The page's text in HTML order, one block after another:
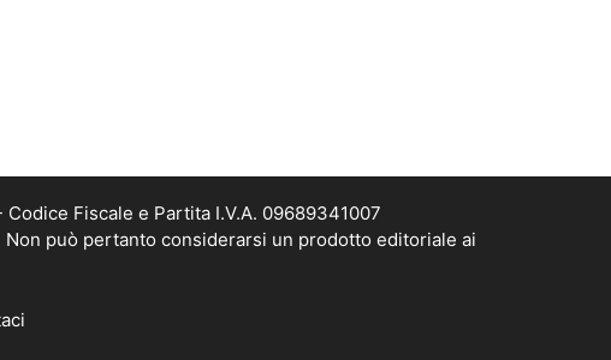
Codice Fiscale e Partita I.V.A. 09689341007
può pertanto considerarsi un prodotto editoriale ai